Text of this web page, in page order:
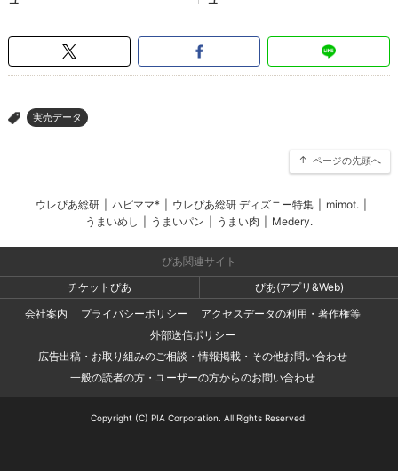
> 実売データ
ページの先頭へ
ウレぴあ総研 ハピママ* ウレぴあ総研 ディズニー特集 mimot.
うまいめし
うまいパン うまい肉 Medery.
ぴあ関連サイト
チケットぴあ
ぴあ(アプリ&Web)
会社案内
プライバシーポリシー
アクセスデータの利用・著作権等
外部送信ポリシー
広告出稿・お取り組みのご相談・情報掲載・その他お問い合わせ
一般の読者の方・ユーザーの方からのお問い合わせ
Copyright (C) PIA Corporation. All Rights Reserved.